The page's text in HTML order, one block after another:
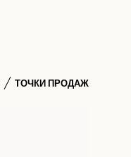
ТОЧКИ ПРОДАЖ